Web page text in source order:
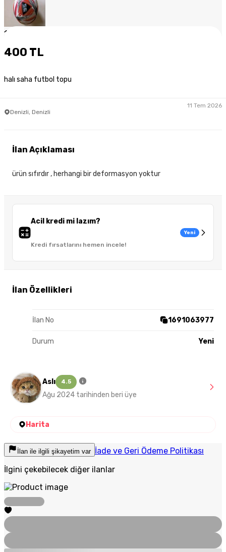
1
400 TL
halı saha futbol topu
Denizli, Denizli
11 Tem 2026
Acil kredi mi lazım?
Kredi fırsatlarını hemen incele!
Yeni
İlan Özellikleri
İlan No 1691063977
Durum Yeni
İlan Açıklaması
ürün sıfırdır , herhangi bir deformasyon yoktur
Aslı 4.5
Ağu 2024 tarihinden beri üye
Harita
İlan ile ilgili şikayetim var İade ve Geri Ödeme Politikası
İlgini çekebilecek diğer ilanlar